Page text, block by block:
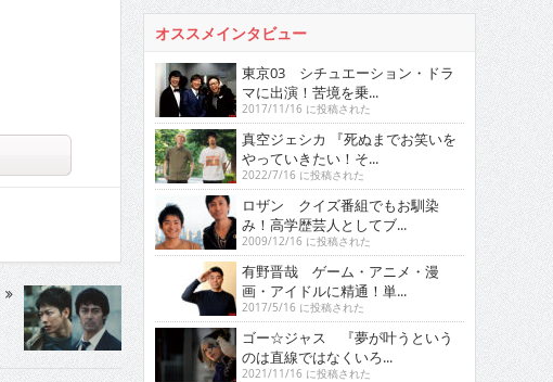
オススメインタビュー
東京03 シチュエーション・ドラ
マに出演！苦境を乗...
2017/11/16 に投稿された
真空ジェシカ 『死ぬまでお笑いを
やっていきたい！そ...
2022/7/16 に投稿された
ロザン クイズ番組でもお馴染
み！高学歴芸人としてブ...
2009/12/16 に投稿された
有野晋哉 ゲーム・アニメ・漫
画・アイドルに精通！単...
2017/5/16 に投稿された
ゴー☆ジャス 『夢が叶うという
のは直線ではなくいろ...
2021/11/16 に投稿された